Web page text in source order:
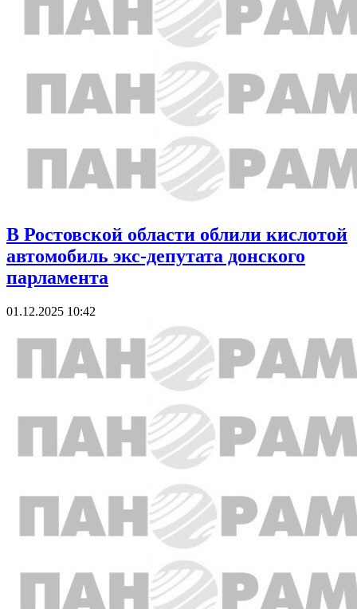
В Ростовской области облили кислотой
автомобиль экс-депутата донского
парламента
01.12.2025 10:42